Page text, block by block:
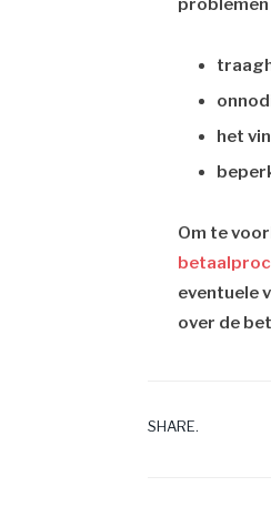
het
Om te
eventuele
over de
SHARE.